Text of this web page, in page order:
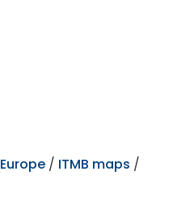
Europe / ITMB maps /